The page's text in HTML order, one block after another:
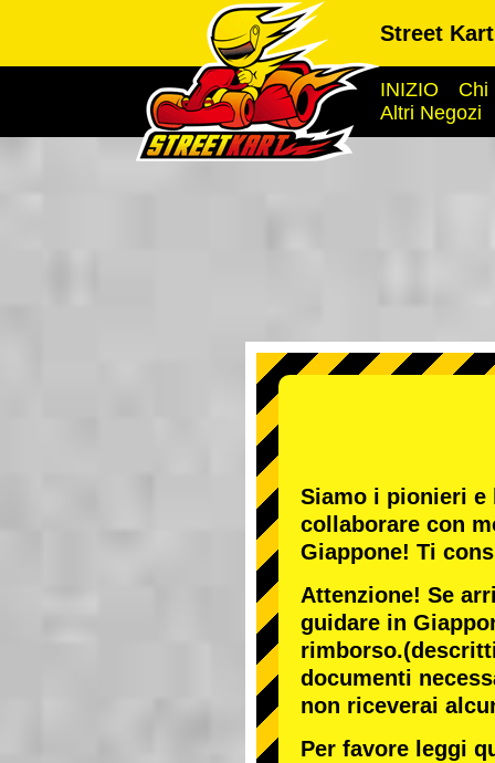
Street
INIZIO
Chi
Altri Negozi
Siamo i pionieri e
collaborare con
Giappone! Ti
Attenzione! Se
guidare in
rimborso.
documenti
non riceverai
Per favore leggi